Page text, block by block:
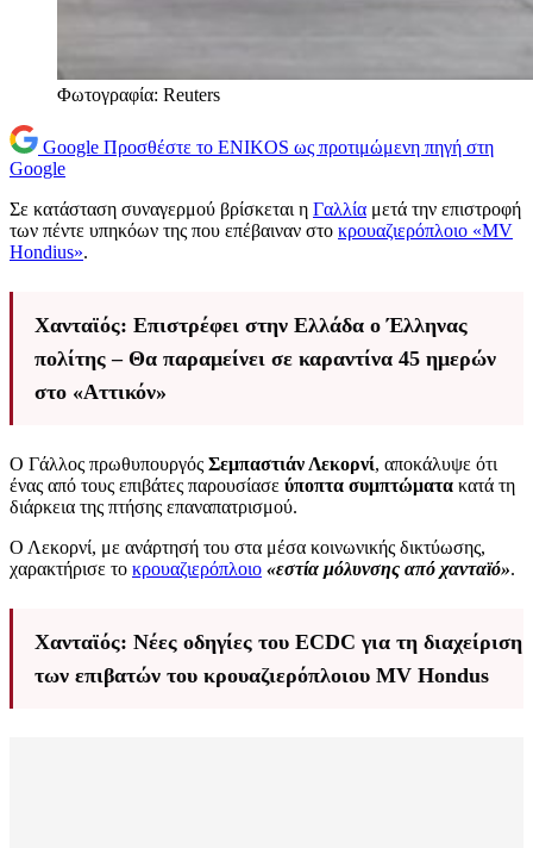
Φωτογραφία: Reuters
Google Προσθέστε το ENIKOS ως προτιμώμενη πηγή στη
Google
Σε κατάσταση συναγερμού βρίσκεται η Γαλλία μετά την επιστροφή
των πέντε υπηκόων της που επέβαιναν στο κρουαζιερόπλοιο «MV
Hondius».
Χανταϊός: Επιστρέφει στην Ελλάδα ο Έλληνας
πολίτης – Θα παραμείνει σε καραντίνα 45 ημερών
στο «Αττικόν»
Ο Γάλλος πρωθυπουργός Σεμπαστιάν Λεκορνί, αποκάλυψε ότι
ένας από τους επιβάτες παρουσίασε ύποπτα συμπτώματα κατά τη
διάρκεια της πτήσης επαναπατρισμού.
Ο Λεκορνί, με ανάρτησή του στα μέσα κοινωνικής δικτύωσης,
χαρακτήρισε το κρουαζιερόπλοιο «εστία μόλυνσης από χανταϊό».
Χανταϊός: Νέες οδηγίες του ECDC για τη διαχείριση
των επιβατών του κρουαζιερόπλοιου MV Hondus